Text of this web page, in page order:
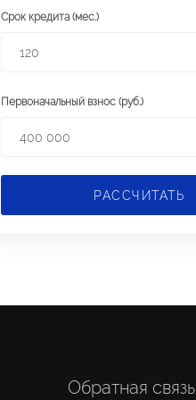
Срок кредита (мес.)
Первоначальный взнос (руб.)
РАССЧИТАТЬ
Обратная связь